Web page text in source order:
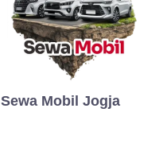
Sewa Mobil Jogja